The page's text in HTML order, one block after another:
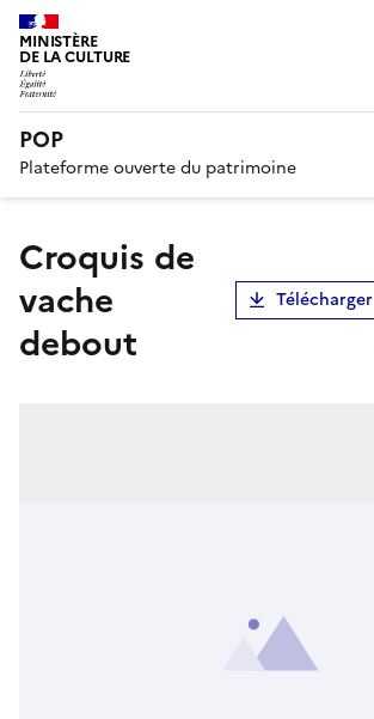
MINISTÈRE
DE LA CULTURE
POP
Plateforme ouverte du patrimoine
Croquis de
vache
debout
Télécharger